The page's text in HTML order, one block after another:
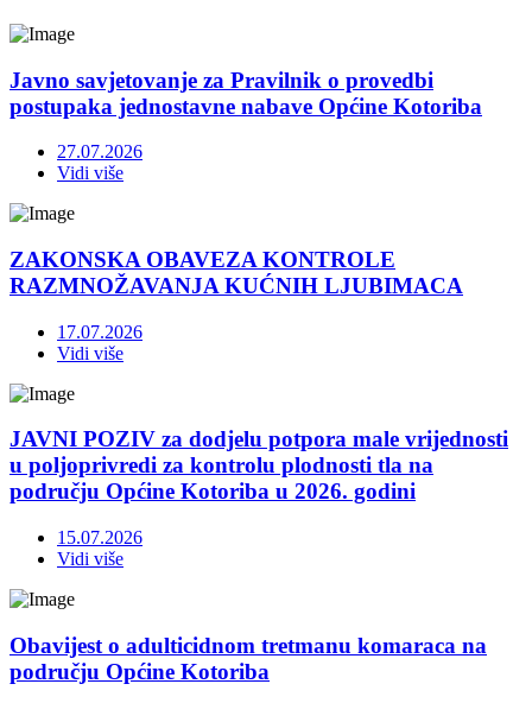
Javno savjetovanje za Pravilnik o provedbi
postupaka jednostavne nabave Općine Kotoriba
27.07.2026
Vidi više
ZAKONSKA OBAVEZA KONTROLE
RAZMNOŽAVANJA KUĆNIH LJUBIMACA
17.07.2026
Vidi više
JAVNI POZIV za dodjelu potpora male vrijednosti
u poljoprivredi za kontrolu plodnosti tla na
području Općine Kotoriba u 2026. godini
15.07.2026
Vidi više
Obavijest o adulticidnom tretmanu komaraca na
području Općine Kotoriba